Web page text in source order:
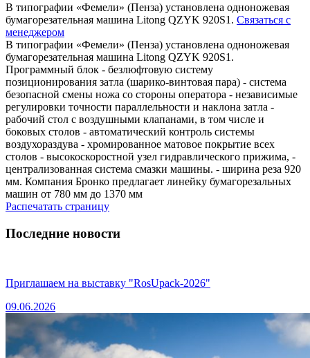
В типографии «Фемели» (Пенза) установлена одноножевая
бумагорезательная машина Litong QZYK 920S1. Связаться с
менеджером
В типографии «Фемели» (Пенза) установлена одноножевая
бумагорезательная машина Litong QZYK 920S1.
Программный блок - безлюфтовую систему
позиционирования затла (шарико-винтовая пара) - система
безопасной смены ножа со стороны оператора - независимые
регулировки точности параллельности и наклона затла -
рабочий стол с воздушными клапанами, в том числе и
боковых столов - автоматический контроль системы
воздухораздува - хромированное матовое покрытие всех
столов - высокоскоростной узел гидравлического прижима, -
централизованная система смазки машины. - ширина реза 920
мм. Компания Бронко предлагает линейку бумагорезальных
машин от 780 мм до 1370 мм
Распечатать страницу
Последние новости
Приглашаем на выставку "RosUpack-2026"
09.06.2026